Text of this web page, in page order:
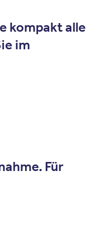
kompakt alle
im
Für